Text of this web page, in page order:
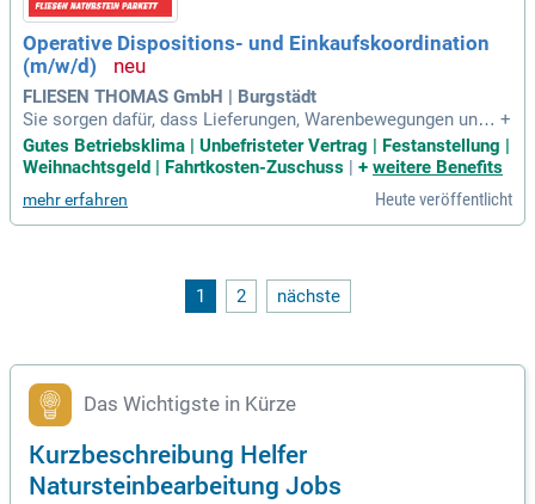
Operative Dispositions- und Einkaufskoordination
(m/w/d)
FLIESEN THOMAS GmbH | Burgstädt
Sie sorgen dafür, dass Lieferungen, Warenbewegungen und
die Abstimmung zwischen Lager, Einkauf, Lieferanten und Fi
lialen zuverlässig ineinandergreifen.
+
Gutes Betriebsklima | Unbefristeter Vertrag | Festanstellung |
Weihnachtsgeld | Fahrtkosten-Zuschuss
+ weitere Benefits
mehr erfahren Heute veröffentlicht
1 2 nächste
Das Wichtigste in Kürze
Kurzbeschreibung Helfer
Natursteinbearbeitung Jobs